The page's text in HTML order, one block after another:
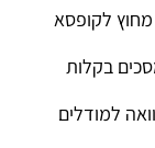
בקלות
למודלים